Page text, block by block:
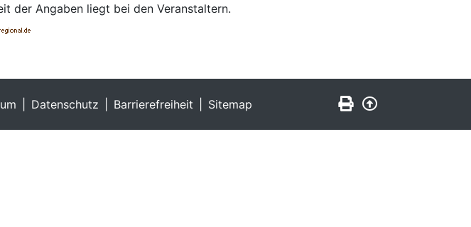
der Angaben liegt bei den Veranstaltern.
Datenschutz Barrierefreiheit Sitemap Seite drucken
Zurück nach